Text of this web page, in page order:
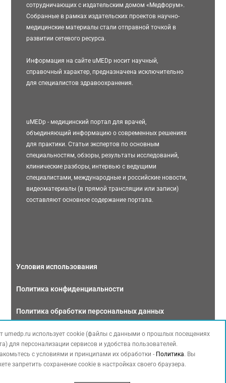
сотрудничающих с издательским домом «Медфорум».
Собранные в рамках издательских проектов научно-
медицинские материалы стали отправной точкой в
развитии сетевого ресурса.
Информация на сайте uMEDp носит научный,
справочный характер, предназначена исключительно
для специалистов здравоохранения.
uMEDp - медицинский портал для врачей,
объединяющий информацию о современных решениях
для практики. Статьи экспертов по основным
специальностям, обзоры, результаты исследований,
клинические разборы, интервью с ведущими
специалистами, международные и российские новости,
видеоматериалы (в прямой трансляции или записи)
составляют основное содержание портала.
Условия использования
Политика конфиденциальности
Политика обработки персональных данных
Связаться с нами
umedp.ru использует cookie (файлы с данными о прошлых посещениях
для персонализации сервисов и удобства пользователей.
с условиями и принципами их обработки - Политика. Вы
запретить сохранение cookie в настройках своего браузера.